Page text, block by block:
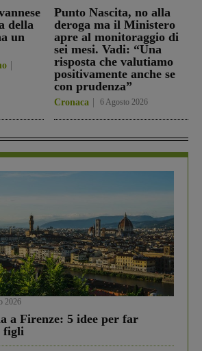
della
un
Punto Nascita, no alla
deroga ma il Ministero
apre al monitoraggio di
sei mesi. Vadi: “Una
risposta che valutiamo
positivamente anche se
con prudenza”
Cronaca 6 Agosto 2026
2026
a Firenze: 5 idee per far
figli